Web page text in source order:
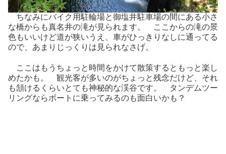
ちなみにバイク用駐輪場と御塩井駐車場の間にある小さ
な橋からも真名井の滝が見られます。 ここからの滝の景
色もいいけど道が狭いうえ、車がひっきりなしに通ってる
ので、あまりじっくりは見られなさげ。
ここはもうちょっと時間をかけて散策するともっと楽し
めたかも。 観光客が多いのがちょっと残念だけど、それ
も頷けるくらいとても神秘的な渓谷です。 タンデムツー
リングならボートに乗ってみるのも面白いかも？